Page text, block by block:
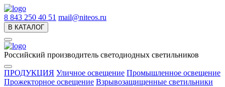
8 843 250 40 51 mail@niteos.ru
В КАТАЛОГ
Российский производитель светодиодных светильников
ПРОДУКЦИЯ Уличное освещение Промышленное освещение
Прожекторное освещение Взрывозащищенные светильники